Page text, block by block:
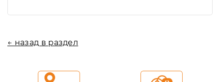
← назад в раздел